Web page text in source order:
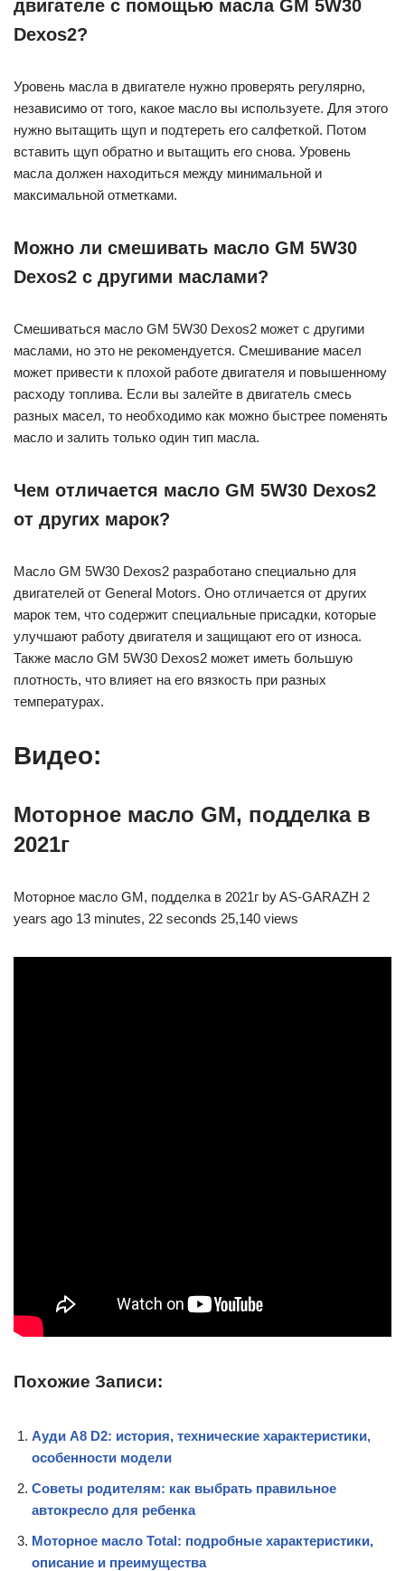
двигателе с помощью масла GM 5W30
Dexos2?
Уровень масла в двигателе нужно проверять регулярно,
независимо от того, какое масло вы используете. Для этого
нужно вытащить щуп и подтереть его салфеткой. Потом
вставить щуп обратно и вытащить его снова. Уровень
масла должен находиться между минимальной и
максимальной отметками.
Можно ли смешивать масло GM 5W30
Dexos2 с другими маслами?
Смешиваться масло GM 5W30 Dexos2 может с другими
маслами, но это не рекомендуется. Смешивание масел
может привести к плохой работе двигателя и повышенному
расходу топлива. Если вы залейте в двигатель смесь
разных масел, то необходимо как можно быстрее поменять
масло и залить только один тип масла.
Чем отличается масло GM 5W30 Dexos2
от других марок?
Масло GM 5W30 Dexos2 разработано специально для
двигателей от General Motors. Оно отличается от других
марок тем, что содержит специальные присадки, которые
улучшают работу двигателя и защищают его от износа.
Также масло GM 5W30 Dexos2 может иметь большую
плотность, что влияет на его вязкость при разных
температурах.
Видео:
Моторное масло GM, подделка в
2021г
Моторное масло GM, подделка в 2021г by AS-GARAZH 2
years ago 13 minutes, 22 seconds 25,140 views
Похожие Записи:
Ауди А8 D2: история, технические характеристики,
особенности модели
Советы родителям: как выбрать правильное
автокресло для ребенка
Моторное масло Total: подробные характеристики,
описание и преимущества